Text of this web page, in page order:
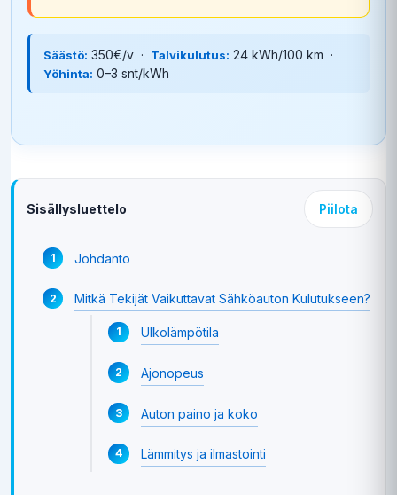
Säästö: 350€/v · Talvikulutus: 24 kWh/100 km ·
Yöhinta: 0–3 snt/kWh
Sisällysluettelo Piilota
Johdanto
Mitkä Tekijät Vaikuttavat Sähköauton Kulutukseen?
Ulkolämpötila
Ajonopeus
Auton paino ja koko
Lämmitys ja ilmastointi